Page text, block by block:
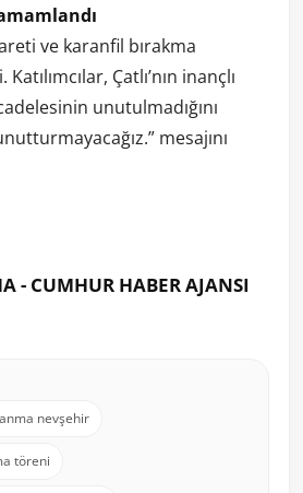
ve karanfil bırakma
Çatlı’nın inançlı
unutulmadığını
mesajını
- CUMHUR HABER AJANSI
nevşehir
töreni